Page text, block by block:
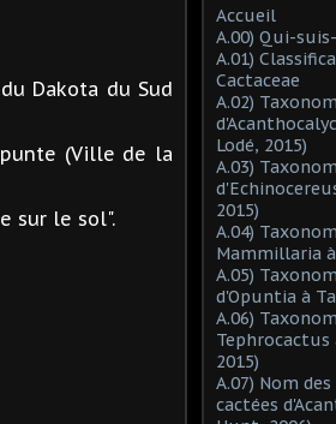
Dakota du Sud
(Ville de la
sur le sol".
Accueil
A.00) Qui-
A.01)
Cactaceae
A.02)
Lodé, 2015)
A.03)
2015)
A.04)
Mammillaria à
A.05)
d'Opuntia à
A.06)
Tephrocactus
2015)
A.07) Nom
cactées